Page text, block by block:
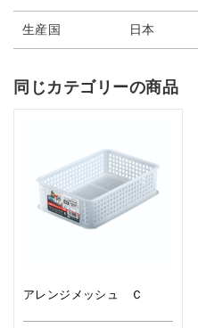
生産国 日本
同じカテゴリーの商品
アレンジメッシュ Ｃ